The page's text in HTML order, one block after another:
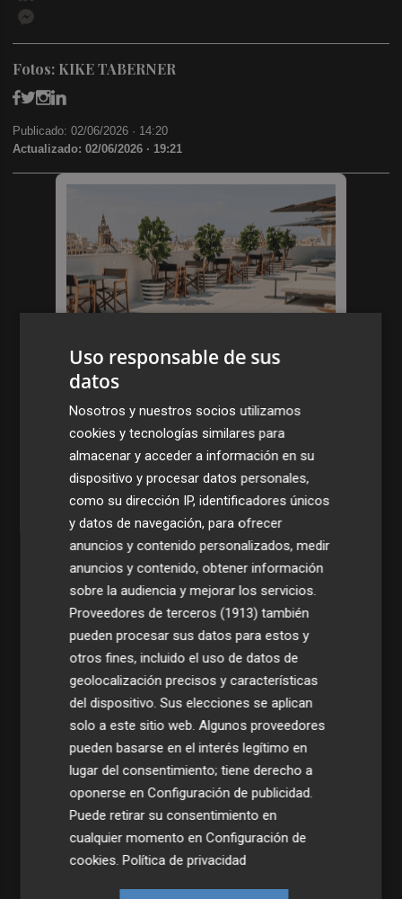
Fotos: KIKE TABERNER
Publicado: 02/06/2026 · 14:20
Actualizado: 02/06/2026 · 19:21
Uso responsable de sus
datos
Nosotros y nuestros socios utilizamos
cookies y tecnologías similares para
almacenar y acceder a información en su
dispositivo y procesar datos personales,
como su dirección IP, identificadores únicos
y datos de navegación, para ofrecer
anuncios y contenido personalizados, medir
anuncios y contenido, obtener información
sobre la audiencia y mejorar los servicios.
Proveedores de terceros (1913) también
pueden procesar sus datos para estos y
otros fines, incluido el uso de datos de
geolocalización precisos y características
del dispositivo. Sus elecciones se aplican
solo a este sitio web. Algunos proveedores
pueden basarse en el interés legítimo en
lugar del consentimiento; tiene derecho a
oponerse enConfiguración de publicidad
Puede retirar su consentimiento en
cualquier momento enConfiguración de
cookies .Política de privacidad